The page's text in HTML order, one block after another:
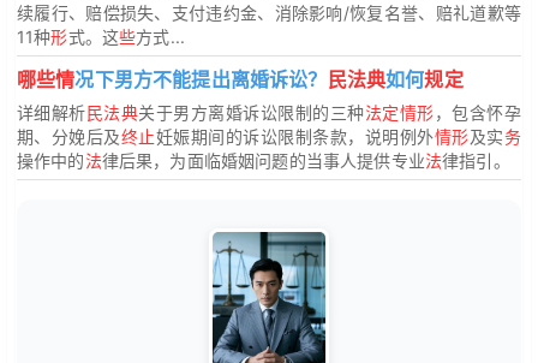
续履行、赔偿损失、支付违约金、消除影响/恢复名誉、赔礼道歉等
11种形式。这些方式...
哪些情况下男方不能提出离婚诉讼？ 民法典如何规定
详细解析民法典关于男方离婚诉讼限制的三种法定情形，包含怀孕
期、分娩后及终止妊娠期间的诉讼限制条款，说明例外情形及实务
操作中的法律后果，为面临婚姻问题的当事人提供专业法律指引。